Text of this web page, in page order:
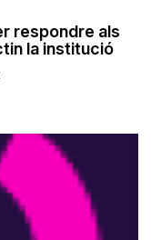
respondre als
la institució